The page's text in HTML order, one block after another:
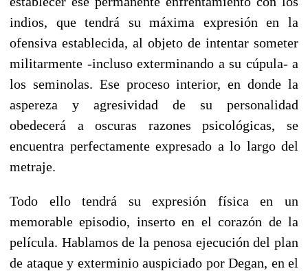
indios, que tendrá su máxima expresión en la
ofensiva establecida, al objeto de intentar someter
militarmente -incluso exterminando a su cúpula- a
los seminolas. Ese proceso interior, en donde la
aspereza y agresividad de su personalidad
obedecerá a oscuras razones psicológicas, se
encuentra perfectamente expresado a lo largo del
metraje.
Todo ello tendrá su expresión física en un
memorable episodio, inserto en el corazón de la
película. Hablamos de la penosa ejecución del plan
de ataque y exterminio auspiciado por Degan, en el